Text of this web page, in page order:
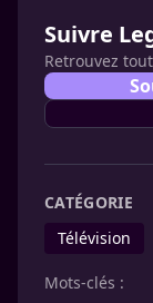
Suivre
Retrouvez
CATÉGORIE
Télévision
Mots-clés :